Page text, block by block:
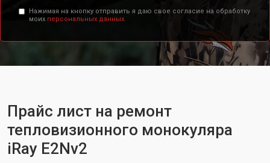
Нажимая на кнопку отправить я даю свое согласие на обработку
моих персональных данных.
Прайс лист на ремонт
тепловизионного монокуляра
iRay E2Nv2